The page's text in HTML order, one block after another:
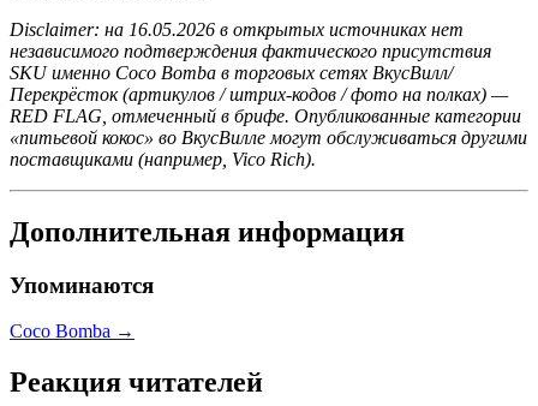
Disclaimer: на 16.05.2026 в открытых источниках нет
независимого подтверждения фактического присутствия
SKU именно Coco Bomba в торговых сетях ВкусВилл/
Перекрёсток (артикулов / штрих-кодов / фото на полках) —
RED FLAG, отмеченный в брифе. Опубликованные категории
«питьевой кокос» во ВкусВилле могут обслуживаться другими
поставщиками (например, Vico Rich).
Дополнительная информация
Упоминаются
Coco Bomba →
Реакция читателей